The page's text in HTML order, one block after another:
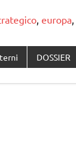
, europa,
DOSSIER